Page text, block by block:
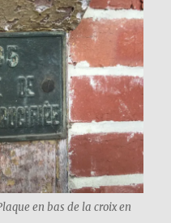
en bas de la croix en